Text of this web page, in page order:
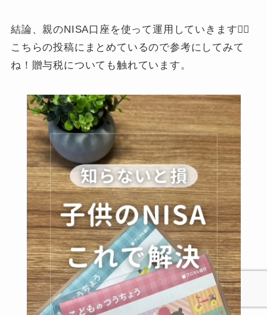
結論、親のNISA口座を使って運用していきます🙆‍♀️
こちらの投稿にまとめているので参考にしてみて
ね！贈与税についても触れています。